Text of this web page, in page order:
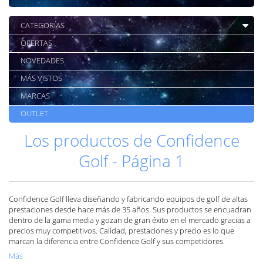
CATEGORÍAS
OFERTAS
NOVEDADES
MÁS VISTOS
MARCAS
OUTLET
Los productos de Confidence
Golf - Página 1
Confidence Golf lleva diseñando y fabricando equipos de golf de altas
prestaciones desde hace más de 35 años. Sus productos se encuadran
dentro de la gama media y gozan de gran éxito en el mercado gracias a
precios muy competitivos. Calidad, prestaciones y precio es lo que
marcan la diferencia entre Confidence Golf y sus competidores.
Más